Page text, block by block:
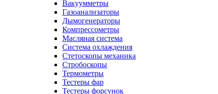
Вакуумметры
Газоанализаторы
Дымогенераторы
Компрессометры
Масляная система
Система охлаждения
Стетоскопы механика
Стробоскопы
Термометры
Тестеры фар
Тестеры форсунок